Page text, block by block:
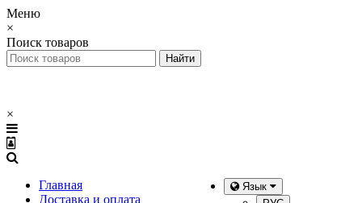
Меню
×
Поиск товаров
×
Главная
Доставка и оплата
Язык